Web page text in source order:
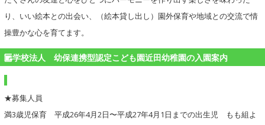
り、いい絵本との出会い、（絵本貸し出し）園外保育や地域との交流で情
操豊かな心を育てます。
学校法人 幼保連携型認定こども園近田幼稚園の入園案内
★募集人員
満3歳児保育 平成26年4月2日〜平成27年4月1日までの出生児 もも組よ